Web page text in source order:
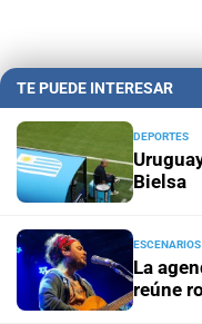
Campolitoral
TE PUEDE INTERESAR
DEPORTES
Bielsa
La
reúne